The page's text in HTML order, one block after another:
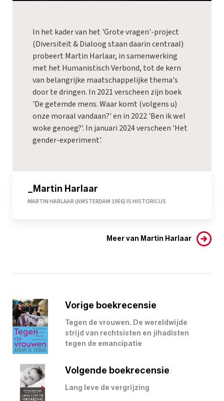
In het kader van het 'Grote vragen'-project
(Diversiteit & Dialoog staan daarin centraal)
probeert Martin Harlaar, in samenwerking
met het Humanistisch Verbond, tot de kern
van belangrijke maatschappelijke thema's
door te dringen. In 2021 verscheen zijn boek
'De getemde mens. Waar komt (volgens u)
onze moraal vandaan?' en in 2022 'Ben ik wel
woke genoeg?'. In januari 2024 verscheen 'Het
gender-experiment'.
_Martin Harlaar
MARTIN HARLAAR (AMSTERDAM 1956) IS HISTORICUS
Meer van Martin Harlaar
Vorige boekrecensie
Tegen de vrouwen. De wereldwijde
strijd van rechtsisten en jihadisten
tegen de emancipatie
Volgende boekrecensie
Lang leve de vergrijzing